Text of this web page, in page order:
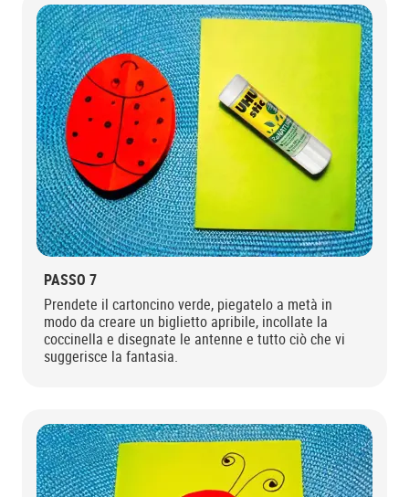
PASSO 7
Prendete il cartoncino verde, piegatelo a metà in
modo da creare un biglietto apribile, incollate la
coccinella e disegnate le antenne e tutto ciò che vi
suggerisce la fantasia.